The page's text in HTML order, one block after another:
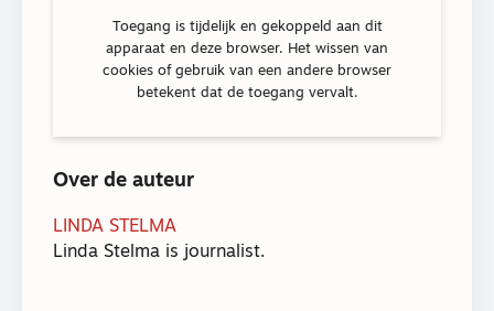
Toegang is tijdelijk en gekoppeld aan dit
apparaat en deze browser. Het wissen van
cookies of gebruik van een andere browser
betekent dat de toegang vervalt.
Over de auteur
LINDA STELMA
Linda Stelma is journalist.